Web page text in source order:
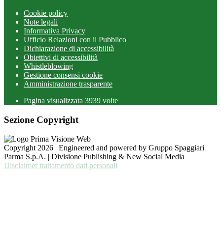
Cookie policy
Note legali
Informativa Privacy
Ufficio Relazioni con il Pubblico
Dichiarazione di accessibilità
Obiettivi di accessibilità
Whistleblowing
Gestione consensi cookie
Amministrazione trasparente
Pagina visualizzata 3939 volte
Sezione Copyright
Copyright 2026 | Engineered and powered by Gruppo Spaggiari
Parma S.p.A. | Divisione Publishing & New Social Media
Disclaimer trattamento dati personali